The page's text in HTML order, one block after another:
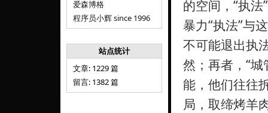
爱森博格
程序员小辉 since 1996
站点统计
文章: 1229 篇
留言: 1382 篇
的空间，“执
暴力“执法”与
不可能退出执
然；再者，“
能，他们往往
局，取缔烤羊